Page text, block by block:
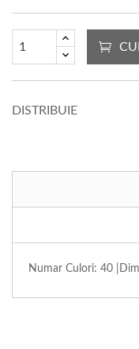
DISTRIBUIE
Numar Culori: 40